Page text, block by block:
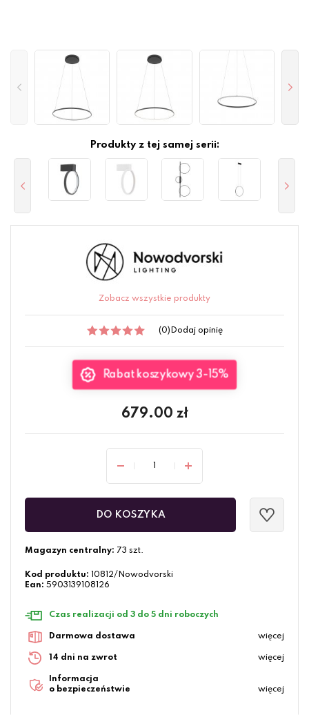
Produkty z tej samej serii:
Zobacz wszystkie produkty
(0) Dodaj opinię
Rabat koszykowy 3-15%
679.00 zł
DO KOSZYKA
Magazyn centralny: 73 szt.
Kod produktu:
10812/Nowodvorski
Ean: 5903139108126
Czas realizacji od 3 do 5 dni roboczych
Darmowa dostawa więcej
14 dni na zwrot więcej
Informacja
o bezpieczeństwie
więcej